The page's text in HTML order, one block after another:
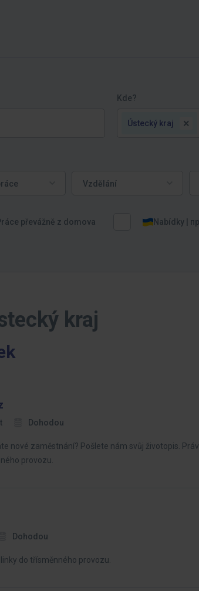
Kde?
Ústecký kraj ×
Vzdělání
převážně z domova Nabídky |
kraj
Dohodou
nové zaměstnání? Pošlete nám svůj životopis.
provozu.
Dohodou
do třísměnného provozu.